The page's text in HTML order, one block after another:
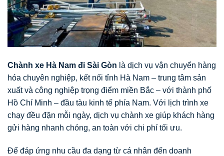
Chành xe Hà Nam đi Sài Gòn là dịch vụ vận chuyển hàng
hóa chuyên nghiệp, kết nối tỉnh Hà Nam – trung tâm sản
xuất và công nghiệp trọng điểm miền Bắc – với thành phố
Hồ Chí Minh – đầu tàu kinh tế phía Nam. Với lịch trình xe
chạy đều đặn mỗi ngày, dịch vụ chành xe giúp khách hàng
gửi hàng nhanh chóng, an toàn với chi phí tối ưu.
Để đáp ứng nhu cầu đa dạng từ cá nhân đến doanh